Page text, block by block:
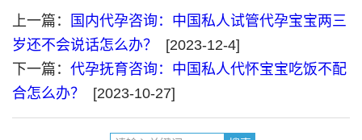
上一篇：
国内代孕咨询：中国私人试管代孕宝宝两三
岁还不会说话怎么办？
[2023-12-4]
下一篇： 代孕抚育咨询：中国私人代怀宝宝吃饭不配
合怎么办？
[2023-10-27]